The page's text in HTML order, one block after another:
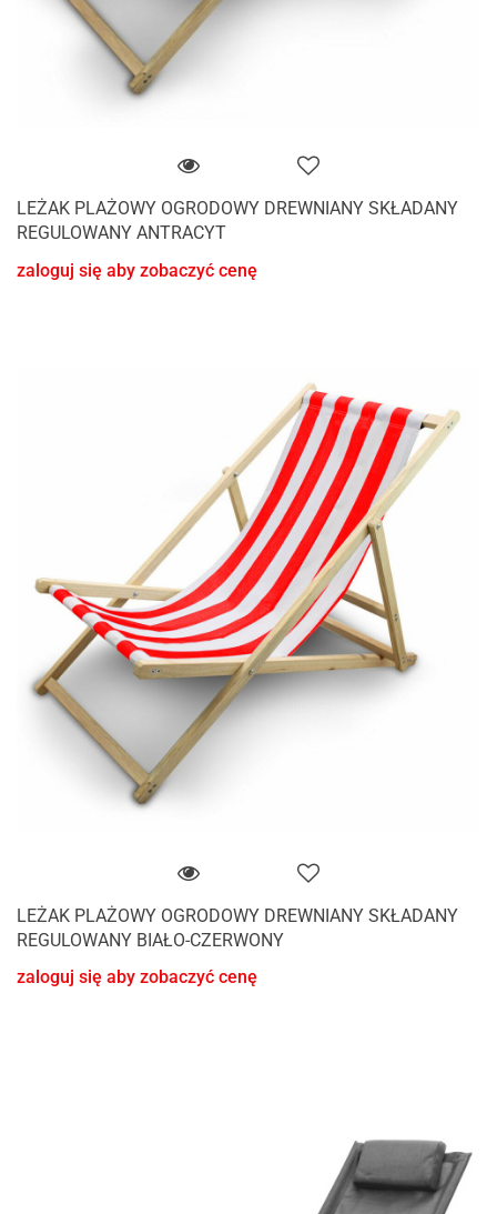
LEŻAK PLAŻOWY OGRODOWY DREWNIANY SKŁADANY
REGULOWANY ANTRACYT
zaloguj się aby zobaczyć cenę
LEŻAK PLAŻOWY OGRODOWY DREWNIANY SKŁADANY
REGULOWANY BIAŁO-CZERWONY
zaloguj się aby zobaczyć cenę